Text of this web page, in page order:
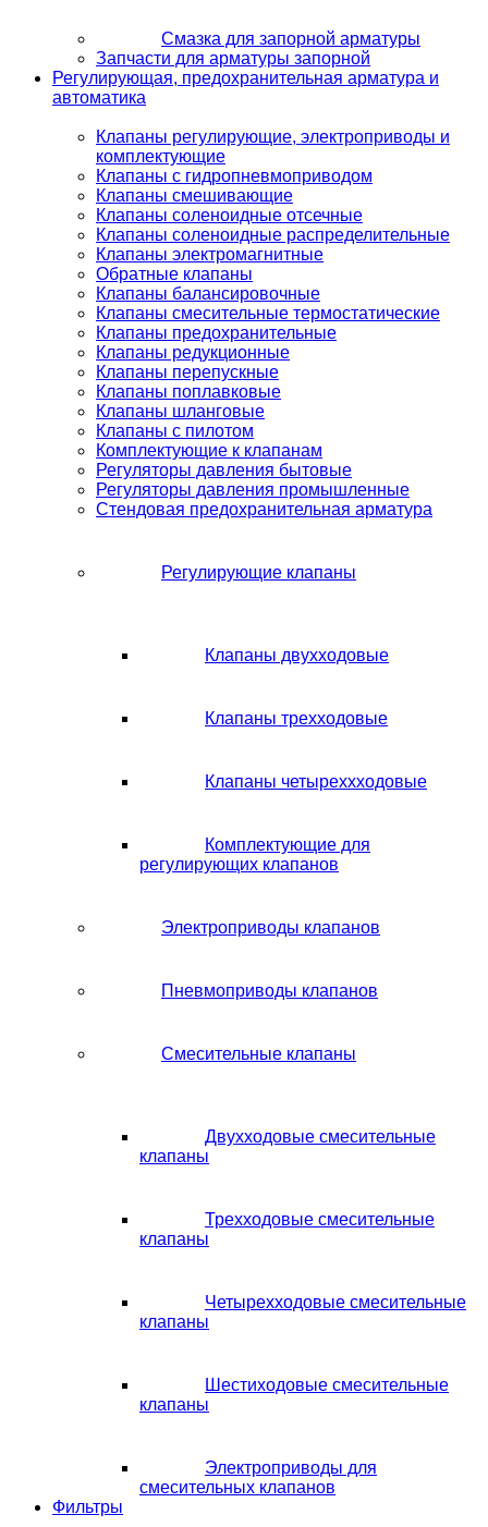
Смазка для запорной арматуры
Запчасти для арматуры запорной
Регулирующая, предохранительная арматура и
автоматика
Клапаны регулирующие, электроприводы и
комплектующие
Клапаны с гидропневмоприводом
Клапаны смешивающие
Клапаны соленоидные отсечные
Клапаны соленоидные распределительные
Клапаны электромагнитные
Обратные клапаны
Клапаны балансировочные
Клапаны смесительные термостатические
Клапаны предохранительные
Клапаны редукционные
Клапаны перепускные
Клапаны поплавковые
Клапаны шланговые
Клапаны с пилотом
Комплектующие к клапанам
Регуляторы давления бытовые
Регуляторы давления промышленные
Стендовая предохранительная арматура
Регулирующие клапаны
Клапаны двухходовые
Клапаны трехходовые
Клапаны четыреххходовые
Комплектующие для
регулирующих клапанов
Электроприводы клапанов
Пневмоприводы клапанов
Смесительные клапаны
Двухходовые смесительные
клапаны
Трехходовые смесительные
клапаны
Четырехходовые смесительные
клапаны
Шестиходовые смесительные
клапаны
Электроприводы для
смесительных клапанов
Фильтры